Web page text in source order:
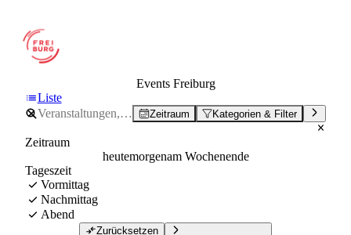
Events Freiburg
Liste
Zeitraum Kategorien & Filter
Zeitraum
heutemorgenam Wochenende
Tageszeit
Vormittag
Nachmittag
Abend
Zurücksetzen